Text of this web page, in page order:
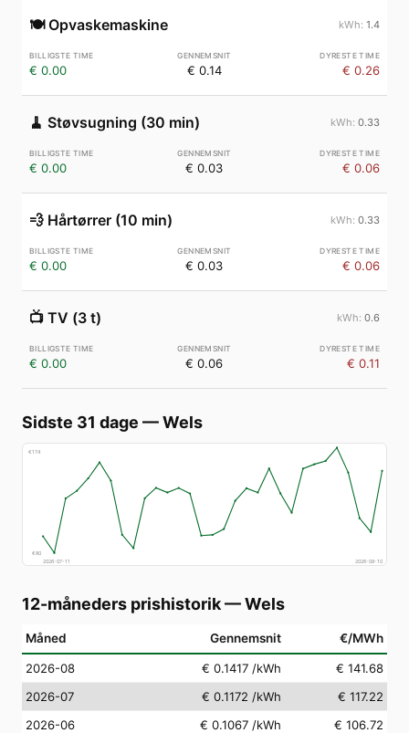
🍽️ Opvaskemaskine 1.4
€ 0.00 € 0.14 € 0.26
🧹 Støvsugning (30 min) 0.33
€ 0.00 € 0.03 € 0.06
💨 Hårtørrer (10 min) 0.33
€ 0.00 € 0.03 € 0.06
📺 TV (3 t) 0.6
€ 0.00 € 0.06 € 0.11
Sidste 31 dage —Wels
€174
€80
2026-07-11
2026-08-10
12-måneders prishistorik—Wels
Måned Gennemsnit €/MWh
2026-08 € 0.1417 /kWh
€ 141.68
2026-07
€ 0.1172 /kWh
€ 117.22
2026-06
€ 0.1067 /kWh
€ 106.72